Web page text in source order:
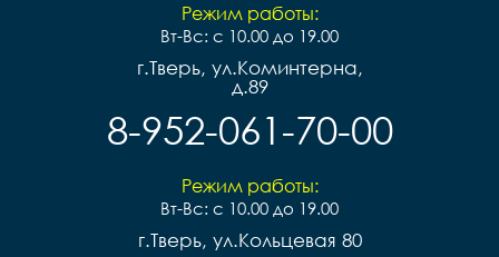
Режим работы:
Вт-Вс: с 10.00 до 19.00
г.Тверь, ул.Коминтерна,
д.89
8-952-061-70-00
Режим работы:
Вт-Вс: с 10.00 до 19.00
г.Тверь, ул.Кольцевая 80